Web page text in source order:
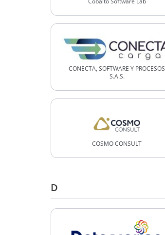
CONECTA, SOFTWARE Y PROCESOS
S.A.S.
COSMO CONSULT
D